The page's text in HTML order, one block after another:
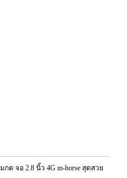
ด จอ 2.8 นิ้ว 4G m-horse สุดสวย